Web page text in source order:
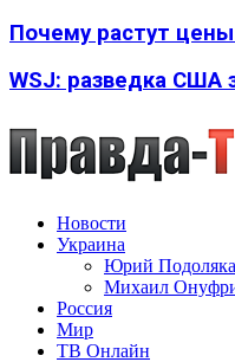
Почему растут
WSJ: разведка США
Новости
Украина
Юрий
Михаил
Россия
Мир
ТВ Онлайн